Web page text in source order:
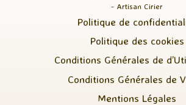
- Artisan Cirier
Politique de
Politique des cookies
Conditions Générales de
Conditions Générales de
Mentions Légales